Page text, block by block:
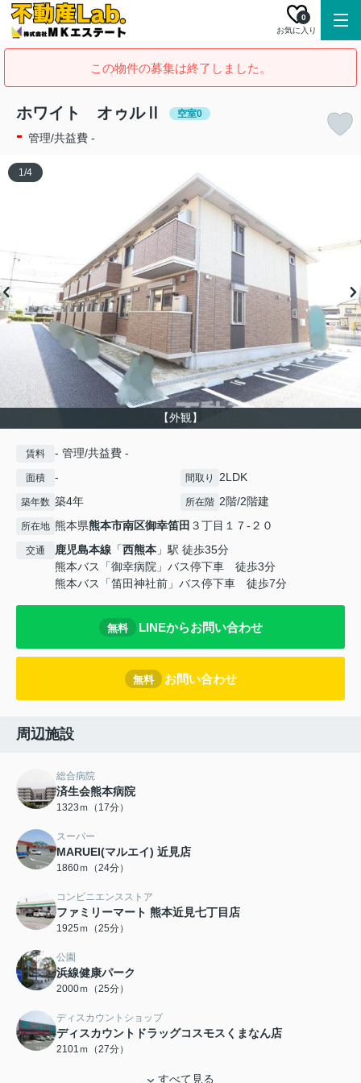
お気に入り
0
この物件の募集は終了しました。
ホワイト オゥルⅡ 空室0
- 管理/共益費 -
【外観】
1/4
賃料 - 管理/共益費 -
面積 - 間取り 2LDK
築年数 築4年 所在階 2階/2階建
所在地 熊本県熊本市南区御幸笛田 ３丁目１７-２０
交通 鹿児島本線 「西熊本 」駅 徒歩35分
熊本バス「御幸病院」バス停下車 徒歩3分
熊本バス「笛田神社前」バス停下車 徒歩7分
無料 LINEからお問い合わせ
無料 お問い合わせ
周辺施設
総合病院
済生会熊本病院
1323ｍ（17分）
スーパー
MARUEI(マルエイ) 近見店
1860ｍ（24分）
コンビニエンスストア
ファミリーマート 熊本近見七丁目店
1925ｍ（25分）
公園
浜線健康パーク
2000ｍ（25分）
ディスカウントショップ
ディスカウントドラッグコスモスくまなん店
2101ｍ（27分）
すべて見る